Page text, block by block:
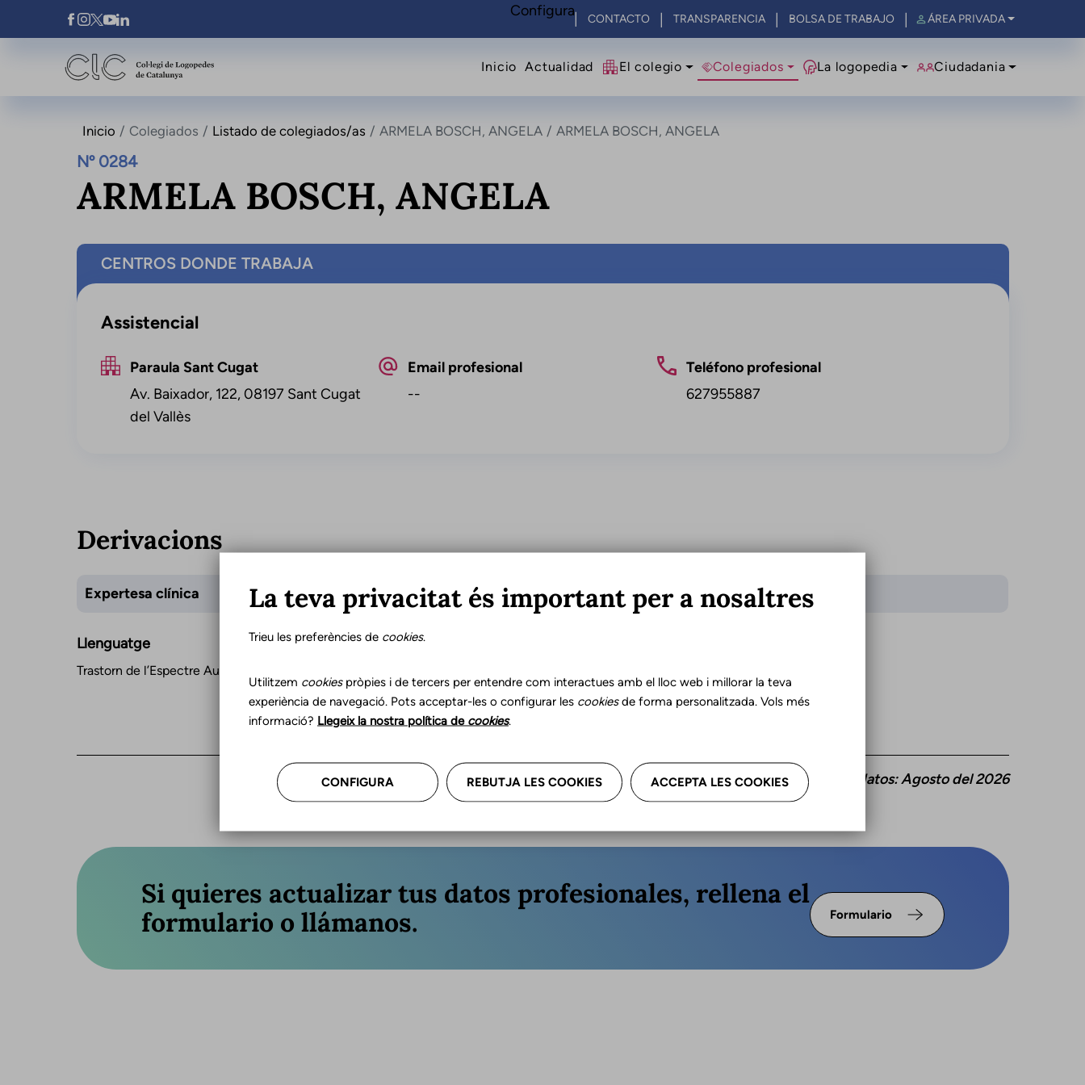
Pasar al contenido principal
Xarxes Socials CONTACTO TRANSPARENCIA BOLSA DE TRABAJO ÁREA PRIVADA
Navegació principal
Inicio Actualidad El colegio Colegiados La logopedia Ciudadania
Inicio Colegiados Listado de colegiados/as ARMELA BOSCH, ANGELA ARMELA BOSCH, ANGELA
Nº 0284
ARMELA BOSCH, ANGELA
CENTROS DONDE TRABAJA
Assistencial
Paraula Sant Cugat
Av. Baixador, 122, 08197 Sant Cugat
del Vallès
Email profesional
--
Teléfono profesional
627955887
Derivacions
Expertesa clínica
Llenguatge
Trastorn de l’Espectre Autista
Franja d'edat
Adultos
Personas mayores
Adolescentes
Idiomes
Última actualización de estos datos: Agosto del 2026
Si quieres actualizar tus datos profesionales, rellena el
formulario o llámanos.
Formulario
Configura
La teva privacitat és important per a nosaltres
Trieu les preferències de cookies.
Utilitzem cookiespròpies i de tercers per entendre com interactues amb el lloc web i millorar la teva
experiència de navegació. Pots acceptar-les o configurar les cookiesde forma personalitzada. Vols més
informació? Llegeix la nostra política de cookies.
CONFIGURA REBUTJA LES COOKIES ACCEPTA LES COOKIES